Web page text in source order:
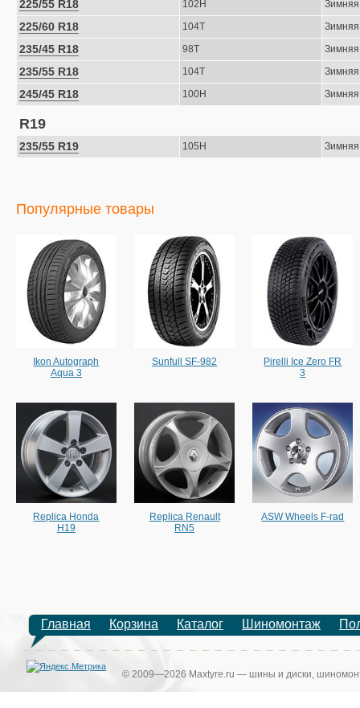
225/55 R18 102H Зимняя
225/60 R18 104T Зимняя
235/45 R18 98T Зимняя
235/55 R18 104T Зимняя
245/45 R18 100H Зимняя
R19
235/55 R19 105H Зимняя
Популярные товары
Ikon Autograph
Aqua 3
Sunfull SF-982
Pirelli Ice Zero FR
3
Replica Honda
H19
Replica Renault
RN5
ASW Wheels F-rad
Главная Корзина Каталог Шиномонтаж
© 2009—2026 Maxtyre.ru — шины и диски,